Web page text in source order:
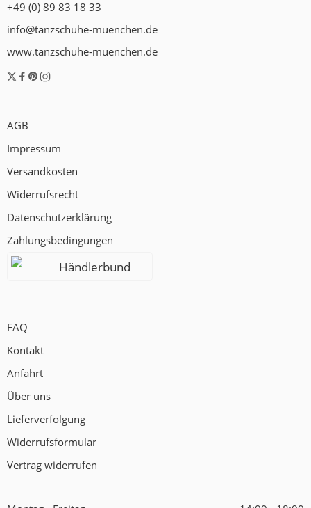
+49 (0) 89 83 18 33
info@tanzschuhe-muenchen.de
www.tanzschuhe-muenchen.de
AGB
Impressum
Versandkosten
Widerrufsrecht
Datenschutzerklärung
Zahlungsbedingungen
Händlerbund
FAQ
Kontakt
Anfahrt
Über uns
Lieferverfolgung
Widerrufsformular
Vertrag widerrufen